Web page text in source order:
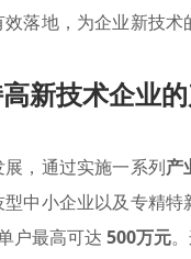
落地，为企业新技
新技术企业
，通过实施一系列产
中小企业以及专精
户最高可达 500万元